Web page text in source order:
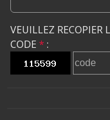
VEUILLEZ RECOPIER
CODE * :